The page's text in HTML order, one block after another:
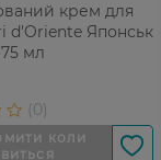
крем для
d'Oriente Японські
мл